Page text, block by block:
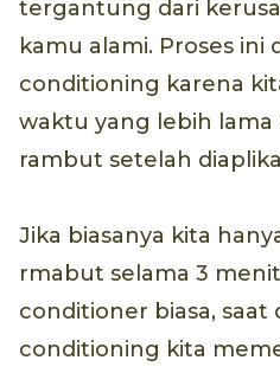
tergantung dari
kamu alami. Proses
conditioning karena
waktu yang lebih
rambut setelah
Jika biasanya kita
rmabut selama 3
conditioner biasa, saat
conditioning kita